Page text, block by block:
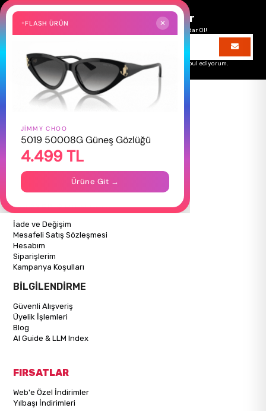
Size Özel Kampanyalar
Hemen Kayıt Ol Fırsatlardan Önce Sen Haberdar Ol!
Üyelik koşullarınıvekişisel verileriminkorunmasını kabul ediyorum.
HAKKIMIZDA
Hakkımızda
Gizlilik Politikası
İletişim
ALIŞVERİŞ BİLGİLERİ
İade ve Değişim
Mesafeli Satış Sözleşmesi
Hesabım
Siparişlerim
Kampanya Koşulları
BİLGİLENDİRME
Güvenli Alışveriş
Üyelik İşlemleri
Blog
AI Guide & LLM Index
FIRSATLAR
Web'e Özel İndirimler
Yılbaşı İndirimleri
FLASH ÜRÜN ✕
JIMMY CHOO
5019 50008G Güneş Gözlüğü
4.499 TL
Ürüne Git →